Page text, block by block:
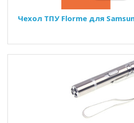
Чехол ТПУ Florme для